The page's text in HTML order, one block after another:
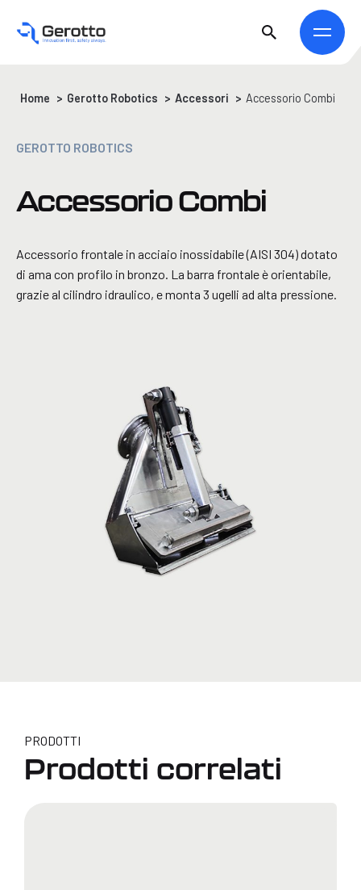
Home > Gerotto Robotics > Accessori > Accessorio Combi
GEROTTO ROBOTICS
Accessorio Combi
Accessorio frontale in acciaio inossidabile (AISI 304) dotato
di ama con profilo in bronzo. La barra frontale è orientabile,
grazie al cilindro idraulico, e monta 3 ugelli ad alta pressione.
PRODOTTI
Prodotti correlati